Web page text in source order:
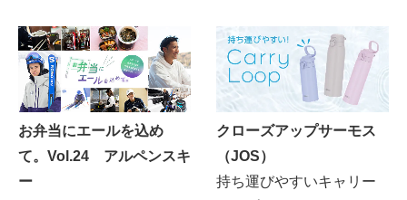
お弁当にエールを込め
て。Vol.24 アルペンスキ
ー
クローズアップサーモス
（JOS）
持ち運びやすいキャリー